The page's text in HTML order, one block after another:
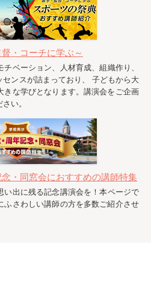
・コーチに学ぶ～
ンスが詰まっており、 子どもから大
きな学びとなります。講演会をご企画
い。
・同窓会におすすめの講師特集
ふさわしい講師の方を多数ご紹介させ